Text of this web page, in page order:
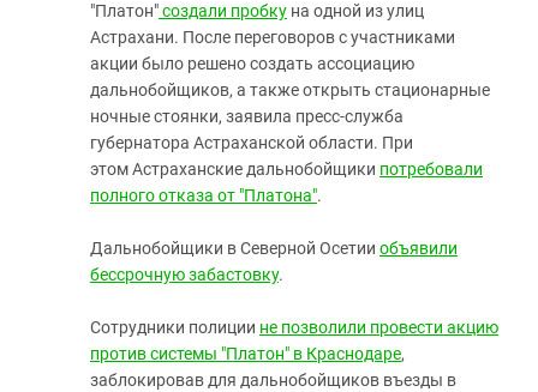
"Платон"создали пробку на одной из улиц
Астрахани. После переговоров с участниками
акции было решено создать ассоциацию
дальнобойщиков, а также открыть стационарные
ночные стоянки, заявила пресс-служба
губернатора Астраханской области. При
этом Астраханские дальнобойщики потребовали
полного отказа от "Платона".
Дальнобойщики в Северной Осетии объявили
бессрочную забастовку.
Сотрудники полиции не позволили провести акцию
против системы "Платон" в Краснодаре,
заблокировав для дальнобойщиков въезды в